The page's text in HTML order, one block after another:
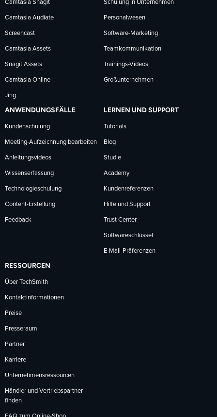
folgen
folgenfolgen
Camtasia Snagit
Camtasia Audiate
Screencast
Camtasia Assets
Snagit Assets
Camtasia Online
Jing
Schulung in Unternehmen
Personalwesen
Software-Marketing
Teamkommunikation
Trainings-Videos
Großunternehmen
ANWENDUNGSFÄLLE
Kundenschulung
Meeting-Aufzeichnung bearbeiten
Anleitungsvideos
Wissenserfassung
Technologieschulung
Content-Erstellung
Feedback
LERNEN UND SUPPORT
Tutorials
Blog
Studie
Academy
Kundenreferenzen
Hilfe und Support
Trust Center
Softwareschlüssel
E-Mail-Präferenzen
RESSOURCEN
Über TechSmith
Kontaktinformationen
Preise
Presseraum
Partner
Karriere
Unternehmensressourcen
Händler und Vertriebspartner
finden